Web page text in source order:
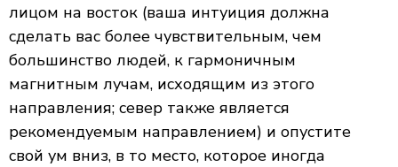
лицом на восток (ваша интуиция должна
сделать вас более чувствительным, чем
большинство людей, к гармоничным
магнитным лучам, исходящим из этого
направления; север также является
рекомендуемым направлением) и опустите
свой ум вниз, в то место, которое иногда